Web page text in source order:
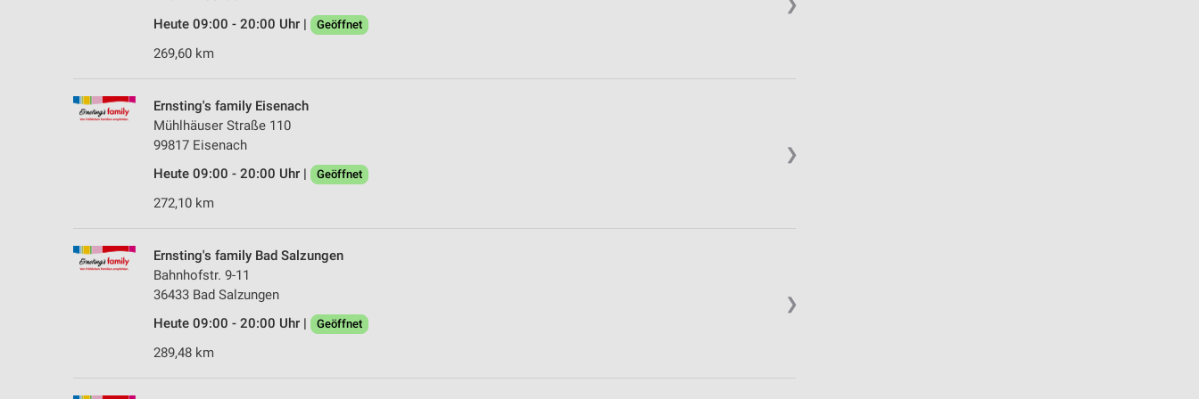
❯
Heute 09:00 - 20:00 Uhr |
Geöffnet
269,60 km
❯
Ernsting's family Eisenach
Mühlhäuser Straße 110
99817 Eisenach
Heute 09:00 - 20:00 Uhr |
Geöffnet
272,10 km
❯
Ernsting's family Bad Salzungen
Bahnhofstr. 9-11
36433 Bad Salzungen
Heute 09:00 - 20:00 Uhr |
Geöffnet
289,48 km